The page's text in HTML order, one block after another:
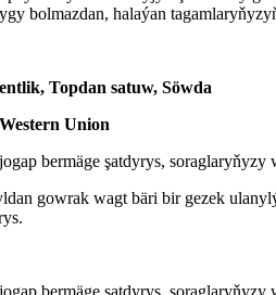
bolmazdan, halaýan
Topdan satuw, Söwda
Union
bermäge şatdyrys,
gowrak wagt bäri bir gezek
bermäge şatdyrys, soraglaryňyzy